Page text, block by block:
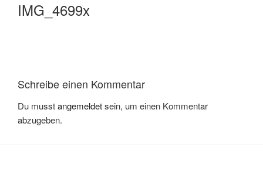
IMG_4699x
Schreibe einen Kommentar
Du musstangemeldetsein, um einen Kommentar
abzugeben.